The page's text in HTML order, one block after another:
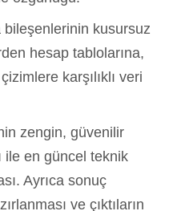
kusursuz
hesap tablolarına,
karşılıklı veri
zengin, güvenilir
ile en güncel teknik
Ayrıca sonuç
ve çıktıların